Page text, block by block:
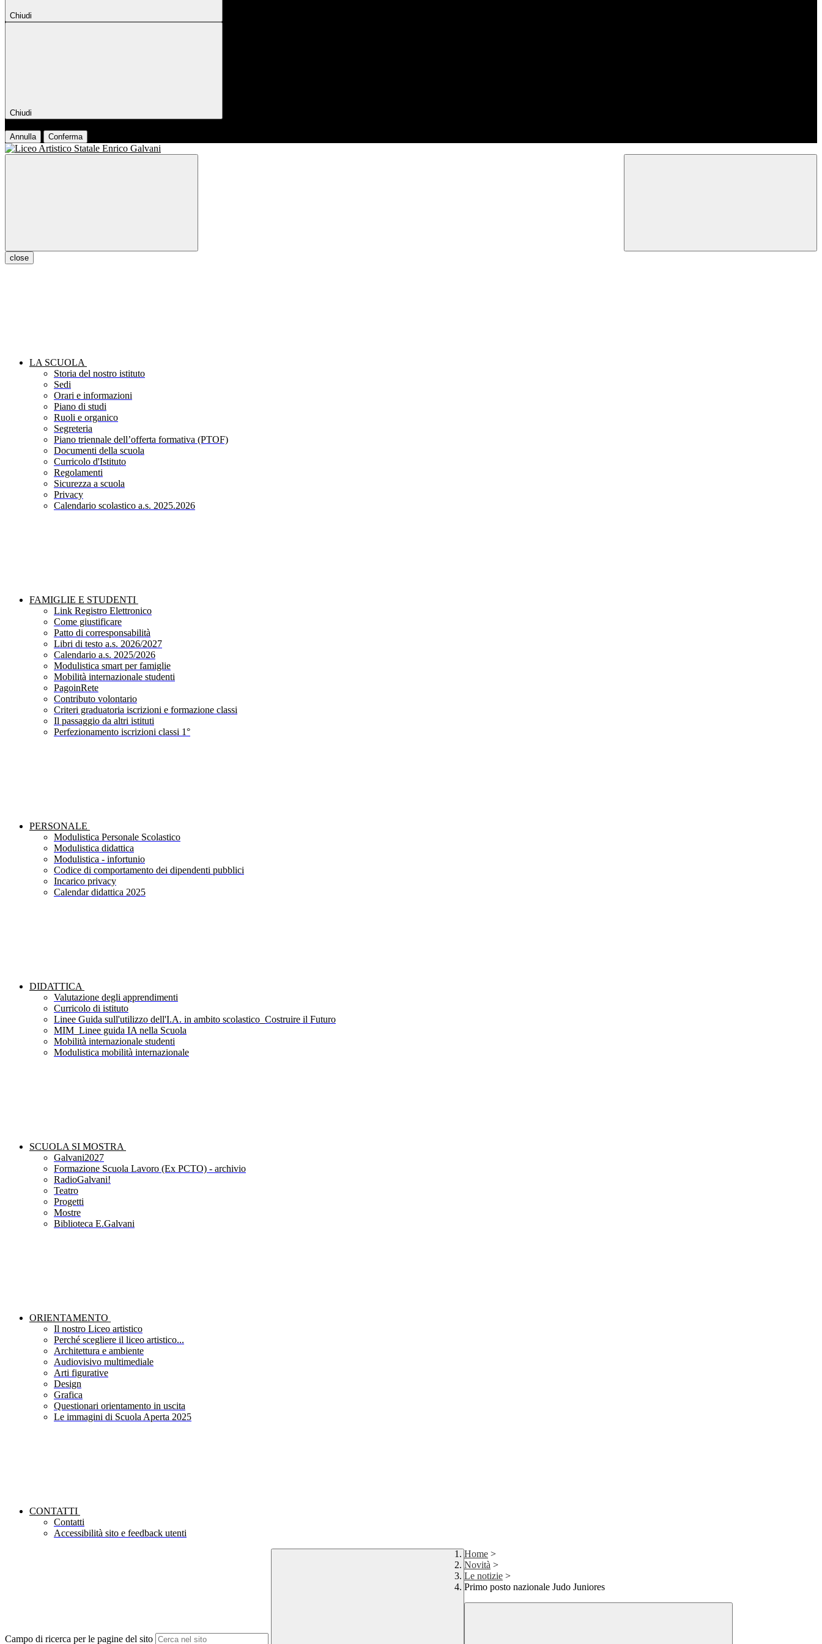
Chiudi
Chiudi
Annulla Conferma
close
LA SCUOLA
Storia del nostro istituto
Sedi
Orari e informazioni
Piano di studi
Ruoli e organico
Segreteria
Piano triennale dell’offerta formativa (PTOF)
Documenti della scuola
Curricolo d'Istituto
Regolamenti
Sicurezza a scuola
Privacy
Calendario scolastico a.s. 2025.2026
FAMIGLIE E STUDENTI
Link Registro Elettronico
Come giustificare
Patto di corresponsabilità
Libri di testo a.s. 2026/2027
Calendario a.s. 2025/2026
Modulistica smart per famiglie
Mobilità internazionale studenti
PagoinRete
Contributo volontario
Criteri graduatoria iscrizioni e formazione classi
Il passaggio da altri istituti
Perfezionamento iscrizioni classi 1°
PERSONALE
Modulistica Personale Scolastico
Modulistica didattica
Modulistica - infortunio
Codice di comportamento dei dipendenti pubblici
Incarico privacy
Calendar didattica 2025
DIDATTICA
Valutazione degli apprendimenti
Curricolo di istituto
Linee Guida sull'utilizzo dell'I.A. in ambito scolastico_Costruire il Futuro
MIM_Linee guida IA nella Scuola
Mobilità internazionale studenti
Modulistica mobilità internazionale
SCUOLA SI MOSTRA
Galvani2027
Formazione Scuola Lavoro (Ex PCTO) - archivio
RadioGalvani!
Teatro
Progetti
Mostre
Biblioteca E.Galvani
ORIENTAMENTO
Il nostro Liceo artistico
Perché scegliere il liceo artistico...
Architettura e ambiente
Audiovisivo multimediale
Arti figurative
Design
Grafica
Questionari orientamento in uscita
Le immagini di Scuola Aperta 2025
CONTATTI
Contatti
Accessibilità sito e feedback utenti
Campo di ricerca per le pagine del sito
Home >
Novità >
Le notizie >
Primo posto nazionale Judo Juniores